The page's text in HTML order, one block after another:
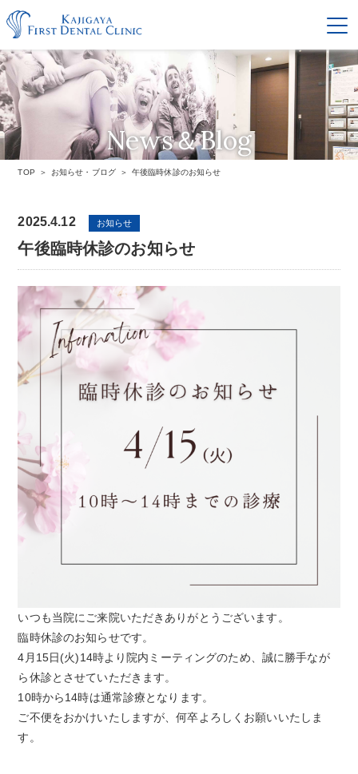
News＆Blog
お知らせ・ブログ
TOP お知らせ・ブログ 午後臨時休診のお知らせ
2025.4.12 お知らせ
午後臨時休診のお知らせ
いつも当院にご来院いただきありがとうございます。
臨時休診のお知らせです。
4月15日(火)14時より院内ミーティングのため、誠に勝手なが
ら休診とさせていただきます。
10時から14時は通常診療となります。
ご不便をおかけいたしますが、何卒よろしくお願いいたしま
す。